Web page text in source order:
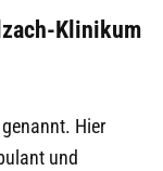
Klinikum
Hier
und